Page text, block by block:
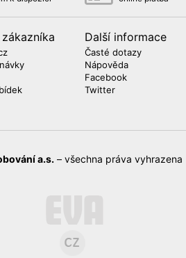
Další informace
Časté dotazy
Nápověda
Facebook
Twitter
a.s. – všechna práva vyhrazena